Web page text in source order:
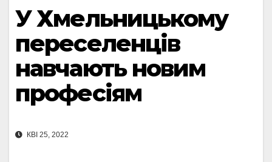
У Хмельницькому
переселенців
навчають новим
професіям
КВІ 25, 2022